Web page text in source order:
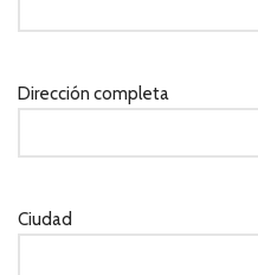
Dirección completa
Ciudad